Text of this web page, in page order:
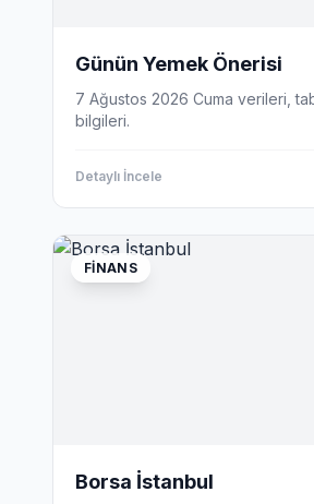
Günün Yemek Önerisi
7 Ağustos 2026 Cuma verileri,
bilgileri.
Detaylı İncele
FINANS
Borsa İstanbul